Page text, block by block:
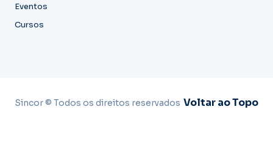
Eventos
Cursos
Sincor © Todos os direitos reservados Voltar ao Topo